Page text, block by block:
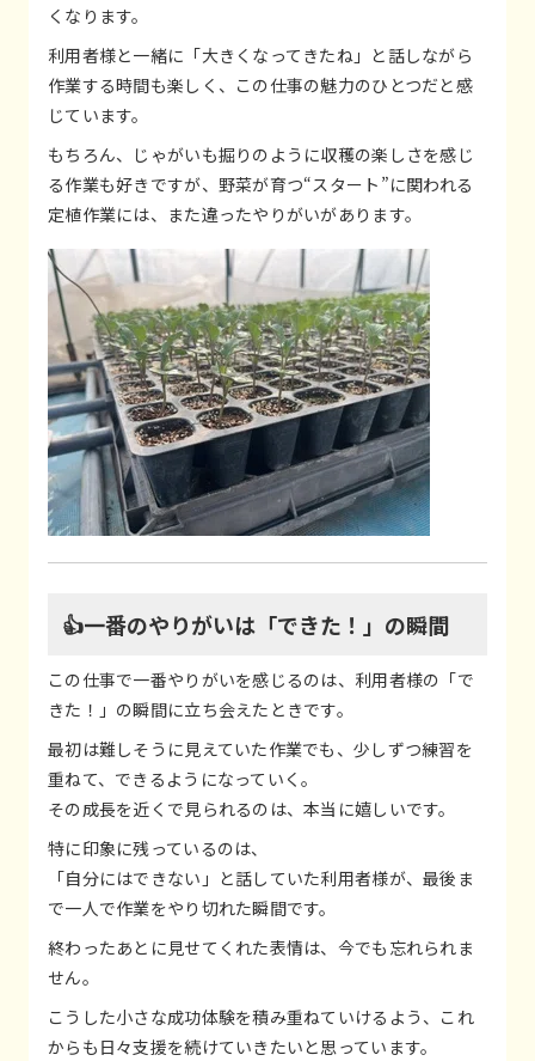
くなります。
利用者様と一緒に「大きくなってきたね」と話しながら
作業する時間も楽しく、この仕事の魅力のひとつだと感
じています。
もちろん、じゃがいも掘りのように収穫の楽しさを感じ
る作業も好きですが、野菜が育つ“スタート”に関われる
定植作業には、また違ったやりがいがあります。
👍一番のやりがいは「できた！」の瞬間
この仕事で一番やりがいを感じるのは、利用者様の「で
きた！」の瞬間に立ち会えたときです。
最初は難しそうに見えていた作業でも、少しずつ練習を
重ねて、できるようになっていく。
その成長を近くで見られるのは、本当に嬉しいです。
特に印象に残っているのは、
「自分にはできない」と話していた利用者様が、最後ま
で一人で作業をやり切れた瞬間です。
終わったあとに見せてくれた表情は、今でも忘れられま
せん。
こうした小さな成功体験を積み重ねていけるよう、これ
からも日々支援を続けていきたいと思っています。